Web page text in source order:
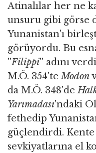
Atinalılar her ne
unsuru gibi görse
Yunanistan'ı
görüyordu. Bu
''Filippi'' adını
M.Ö. 354'teModon
da M.Ö. 348'de
Yarımadası'ndaki
fethedip
güçlendirdi.
sevkiyatlarına el